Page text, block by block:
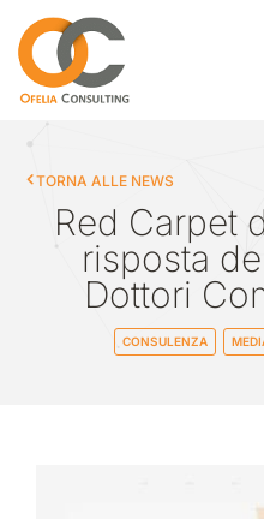
TORNA ALLE NEWS
Red Carpet
risposta
Dottori
CONSULENZA